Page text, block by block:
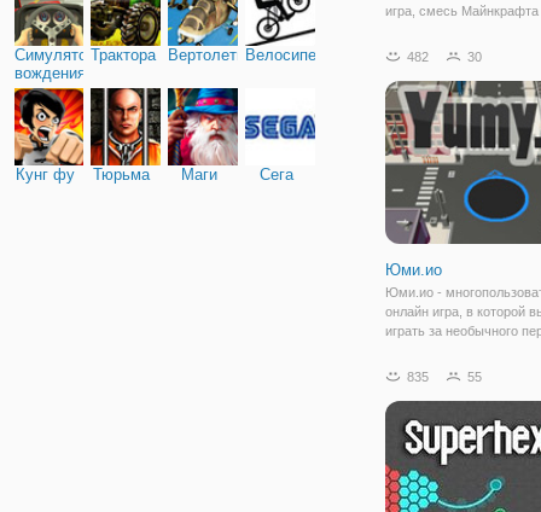
Симулятор
вождения
Трактора ВертолетыВелосипед
Кунг фу Тюрьма Маги Сега
игра, смесь Майнкрафта
гремучая смесь
как начать игру вам
ник и выбрать скин
482 30
Юми.ио
Юми.ио -
онлайн игра, в которой
играть за необычного
может поглощать все
предстоит заняться в
835 55